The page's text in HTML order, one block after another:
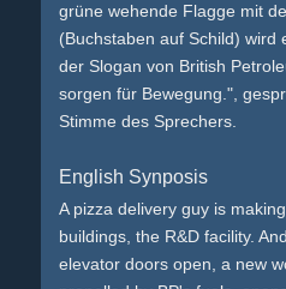
grüne wehende Flagge mit
(Buchstaben auf Schild) wird
der Slogan von British
sorgen für Bewegung.",
Stimme des Sprechers.
English Synposis
A pizza delivery guy is
buildings, the R&D facility.
elevator doors open, a new